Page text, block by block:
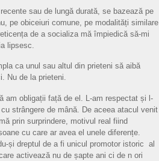
sau de lungă durată, se bazează pe
pe obiceiuri comune, pe modalități similare
de a socializa mă împiedică să-mi
lipsesc.
ca unul sau altul din prieteni să aibă
Nu de la prieteni.
am obligații față de el. L-am respectat și l-
strângere de mână. De aceea atacul venit
prin surprindere, motivul real fiind
cu care ar avea el unele diferențe.
și dreptul de a fi unicul promotor istoric al
activează nu de șapte ani ci de n ori